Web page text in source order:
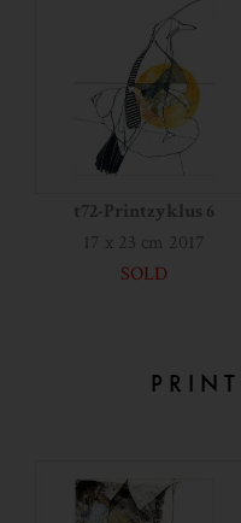
t72-Printzyklus 6
17 x 23 cm 2017
SOLD